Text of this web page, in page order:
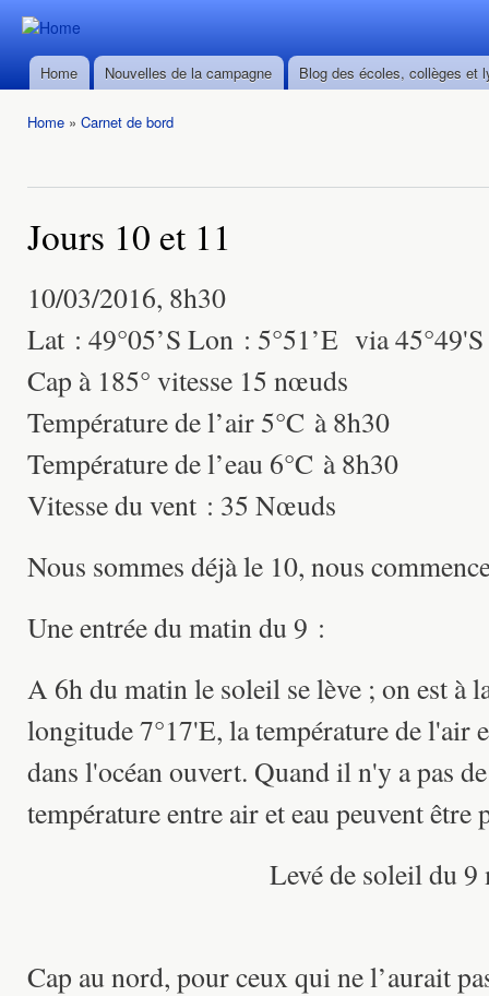
Durban ->
Walvis Bay
au
Durban ->
Walvis Bay
du 28/02
au
Main menu
Home Nouvelles de la campagne Blog des écoles, collèges et
Home » Carnet de bord
Jours 10 et 11
10/03/2016, 8h30
Lat : 49°05’S Lon : 5°51’E via 45°49'S
Cap à 185° vitesse 15 nœuds
Température de l’air 5°C à 8h30
Température de l’eau 6°C à 8h30
Vitesse du vent : 35 Nœuds
Nous sommes déjà le 10, nous
Une entrée du matin du 9 :
A 6h du matin le soleil se lève ; on est à
longitude 7°17'E, la température de l'air
dans l'océan ouvert. Quand il n'y a pas
température entre air et eau peuvent être
Levé de soleil du 9
Cap au nord, pour ceux qui ne l’aurait